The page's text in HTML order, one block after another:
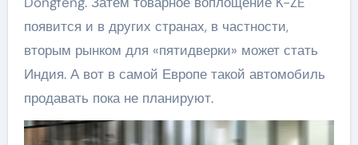
появится и в других странах, в частности,
вторым рынком для «пятидверки» может стать
Индия. А вот в самой Европе такой автомобиль
продавать пока не планируют.